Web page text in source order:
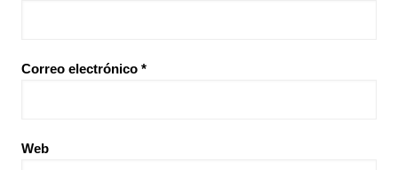
Correo electrónico *
Web